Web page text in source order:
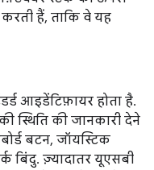
करती हैं, ताकि वे यह
आइडेंटिफ़ायर होता है.
स्थिति की जानकारी देने
बटन, जॉयस्टिक
बिंदु. ज़्यादातर यूएसबी